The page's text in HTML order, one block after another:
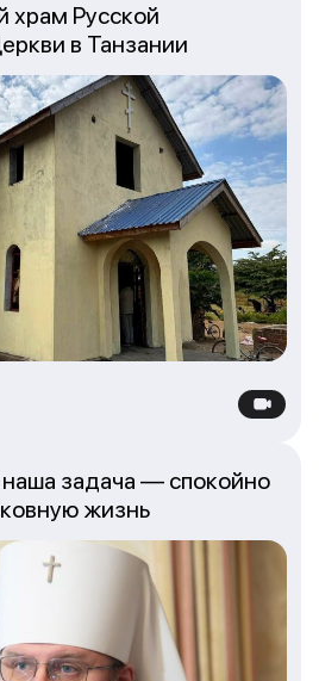
храм Русской
в Танзании
задача — спокойно
жизнь